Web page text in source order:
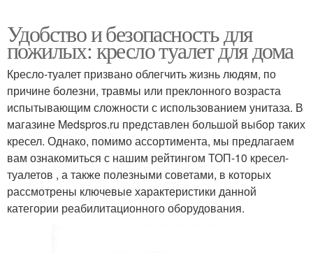
Удобство и безопасность для
пожилых: кресло туалет для дома
Кресло-туалет призвано облегчить жизнь людям, по
причине болезни, травмы или преклонного возраста
испытывающим сложности с использованием унитаза. В
магазине Medspros.ru представлен большой выбор таких
кресел. Однако, помимо ассортимента, мы предлагаем
вам ознакомиться с нашим рейтингом ТОП-10 кресел-
туалетов , а также полезными советами, в которых
рассмотрены ключевые характеристики данной
категории реабилитационного оборудования.